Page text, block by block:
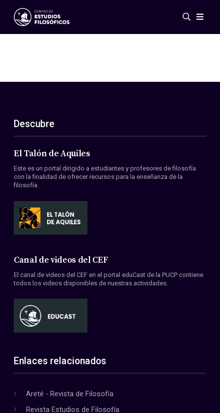
Eventos
ES
EN
Acerca de nosotros
Miembros
Convenios
Descubre
El Talón de Aquiles
Este es un portal dirigido a estudiantes y profesores de filosofía
con la finalidad de ofrecer recursos para la enseñanza de la
filosofía.
Canal de videos del CEF
El canal de videos del CEF en el portal eduCast de la PUCP contiene
todos los videos disponibles de nuestras actividades.
Enlaces relacionados
Areté - Revista de Filosofía
Revista Estudios de Filosofía